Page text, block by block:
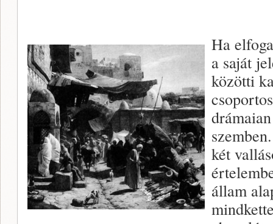
Ha
a saját
közötti
két
állam